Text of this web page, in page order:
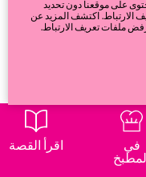
اقرأ القصة
في
المطبخ
على موقعنا دون تحديد
الارتباط. اكتشف المزيد عن
ملفات تعريف الارتباط.